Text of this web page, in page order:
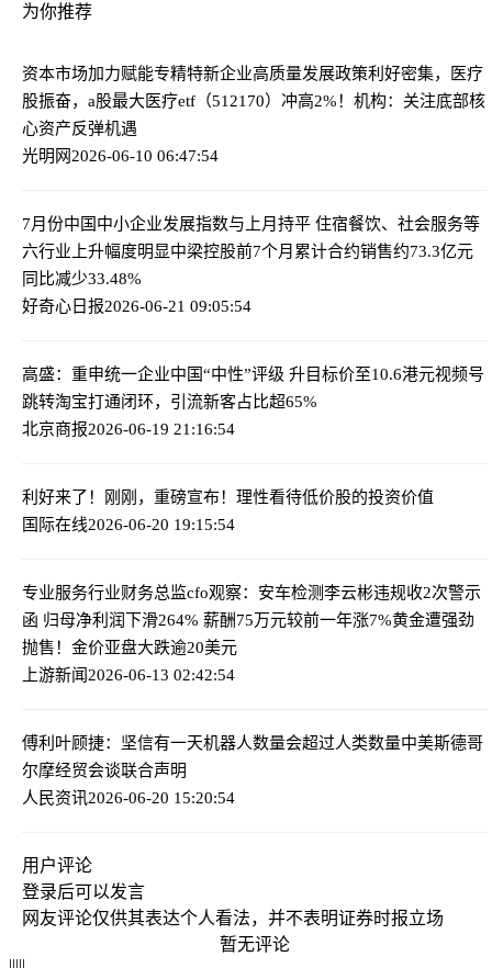
为你推荐
资本市场加力赋能专精特新企业高质量发展政策利好密集，医疗
股振奋，a股最大医疗etf（512170）冲高2%！机构：关注底部核
心资产反弹机遇
光明网2026-06-10 06:47:54
7月份中国中小企业发展指数与上月持平 住宿餐饮、社会服务等
六行业上升幅度明显中梁控股前7个月累计合约销售约73.3亿元
同比减少33.48%
好奇心日报2026-06-21 09:05:54
高盛：重申统一企业中国“中性”评级 升目标价至10.6港元视频号
跳转淘宝打通闭环，引流新客占比超65%
北京商报2026-06-19 21:16:54
利好来了！刚刚，重磅宣布！ 理性看待低价股的投资价值
国际在线2026-06-20 19:15:54
专业服务行业财务总监cfo观察：安车检测李云彬违规收2次警示
函 归母净利润下滑264% 薪酬75万元较前一年涨7%黄金遭强劲
抛售！金价亚盘大跌逾20美元
上游新闻2026-06-13 02:42:54
傅利叶顾捷：坚信有一天机器人数量会超过人类数量中美斯德哥
尔摩经贸会谈联合声明
人民资讯2026-06-20 15:20:54
用户评论
登录后可以发言
网友评论仅供其表达个人看法，并不表明证券时报立场
暂无评论